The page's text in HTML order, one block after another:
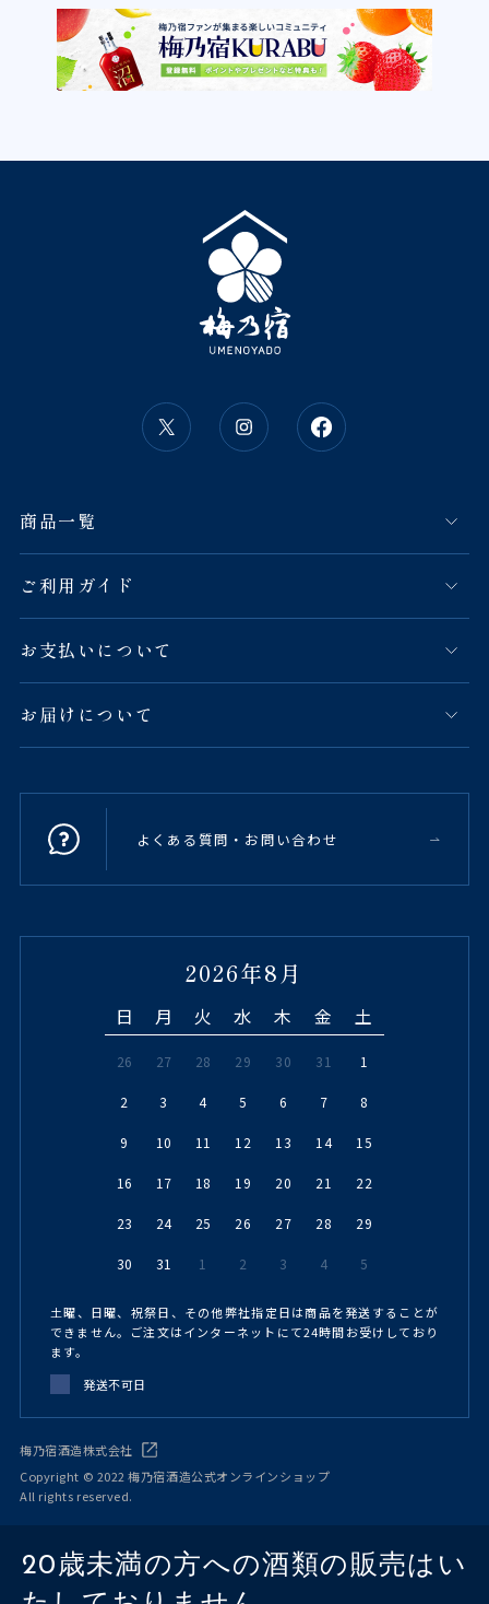
商品一覧
ご利用ガイド
お支払いについて
お届けについて
よくある質問・お問い合わせ
2026年8月
日 月 火 水 木 金 土
26 27 28 29 30 31 1
2 3 4 5 6 7 8
9 10 11 12 13 14 15
16 17 18 19 20 21 22
23 24 25 26 27 28 29
30 31 1 2 3 4 5
土曜、日曜、祝祭日、その他弊社指定日は商品を発送することが
できません。ご注文はインターネットにて24時間お受けしており
ます。
発送不可日
梅乃宿酒造株式会社
Copyright © 2022 梅乃宿酒造公式オンラインショップ
All rights reserved.
20歳未満の方への酒類の販売はい